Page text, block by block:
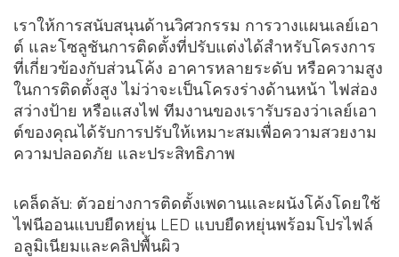
เราให้การสนับสนุนด้านวิศวกรรม การวางแผนเลย์เอา
ต์ และโซลูชันการติดตั้งที่ปรับแต่งได้สำหรับโครงการ
ที่เกี่ยวข้องกับส่วนโค้ง อาคารหลายระดับ หรือความสูง
ในการติดตั้งสูง ไม่ว่าจะเป็นโครงร่างด้านหน้า ไฟส่อง
สว่างป้าย หรือแสงไฟ ทีมงานของเรารับรองว่าเลย์เอา
ต์ของคุณได้รับการปรับให้เหมาะสมเพื่อความสวยงาม
ความปลอดภัย และประสิทธิภาพ
เคล็ดลับ: ตัวอย่างการติดตั้งเพดานและผนังโค้งโดยใช้
ไฟนีออนแบบยืดหยุ่น LED แบบยืดหยุ่นพร้อมโปรไฟล์
อลูมิเนียมและคลิปพื้นผิว